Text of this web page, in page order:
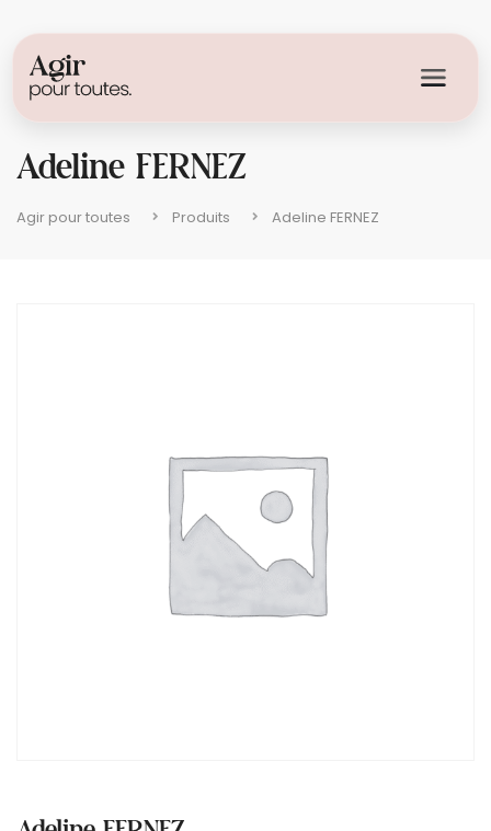
Adeline FERNEZ
Agir pour toutes Produits Adeline FERNEZ